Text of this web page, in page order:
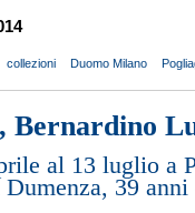
collezioni Duomo Milano
Bernardino
al 13 luglio a
39